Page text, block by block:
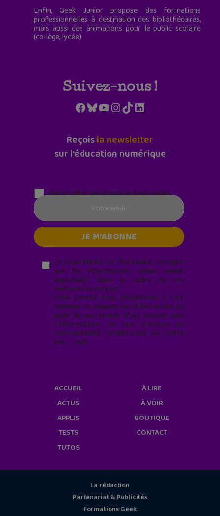
Enfin, Geek Junior propose des formations
professionnelles à destination des bibliothécaires,
mais aussi des animations pour le public scolaire
(collège, lycée).
Suivez-nous !
Facebook
Bluesky
YouTube
Instagram
TikTokLinkedIn
Reçoisla newsletter
sur l'éducation numérique
Parentalité numérique (le lundi matin)
En soumettant ce formulaire, j’accepte
que les informations saisies soient
exploitées* dans le cadre de ma
demande de contact.
Vous pouvez vous désabonner à tout
moment en cliquant sur le lien en bas de
page de nos emails. Pour obtenir plus
d'informations sur nos pratiques de
confidentialité, rendez-vous sur notre
site web
ACCUEIL
ACTUS
APPLIS
TESTS
TUTOS
À LIRE
À VOIR
BOUTIQUE
CONTACT
La rédaction
Partenariat & Publicités
Formations Geek